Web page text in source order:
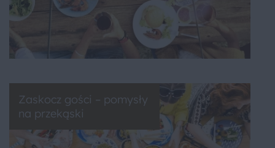
Zaskocz gości – pomysły
na przekąski